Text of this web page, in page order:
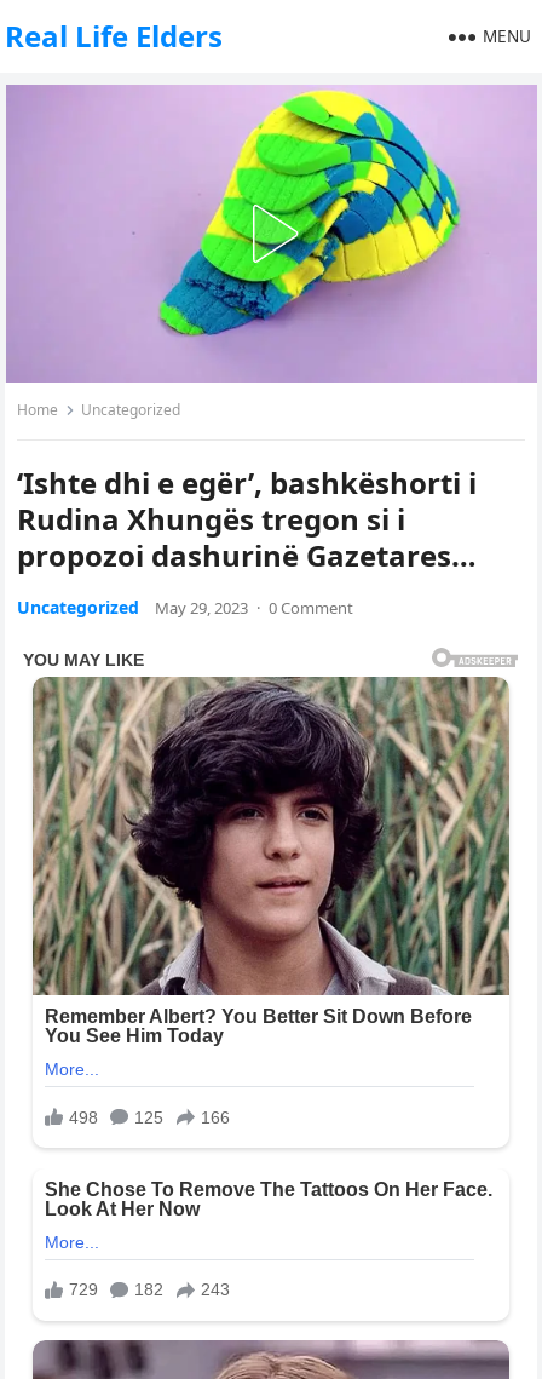
Real Life Elders MENU
Home Uncategorized
‘Ishte dhi e egër’, bashkëshorti i
Rudina Xhungës tregon si i
propozoi dashurinë Gazetares…
Uncategorized May 29, 2023 · 0 Comment